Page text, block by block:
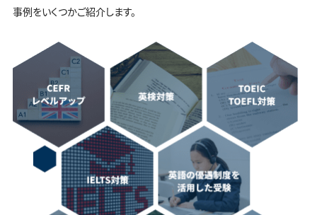
事例をいくつかご紹介します。